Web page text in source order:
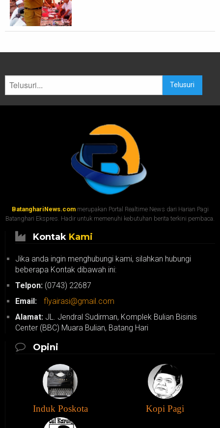
Telusuri
BatanghariNews.commerupakan Portal Realtime News dari Harian Pagi
Batanghari Ekspres. Hadir untuk memenuhi kebutuhan berita terkini pembaca.
Kontak Kami
Jika anda ingin menghubungi kami, silahkan hubungi
beberapa Kontak dibawah ini:
Telpon: (0743) 22687
Email:
flyairasi@gmail.com
Alamat: JL. Jendral Sudirman, Komplek Bulian Bisinis
Center (BBC) Muara Bulian, Batang Hari
Opini
Induk Poskota Kopi Pagi